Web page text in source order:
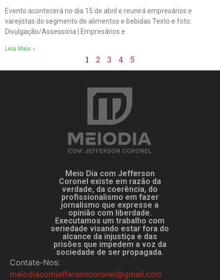
Evento acontecerá no dia 15 de abril e reunirá empresários e
varejistas do segmento de alimentos e bebidas Texto e foto:
Divulgação/Assessória | Empresários e
Leia Mais »
1 2 3 4 5
Meio Dia com Jefferson
Coronel existe em razão da
verdade, da coerência, do
profissionalismo em fazer
jornalismo que expresse a
opinião com liberdade.
Executamos um trabalho com
seriedade visando estar fora do
alcance da injustiça e das
prisões que impedem a voz da
sociedade de ser propagada.
Contate-Nos:
meiodiacomjeffersoncoronel@gmail.com